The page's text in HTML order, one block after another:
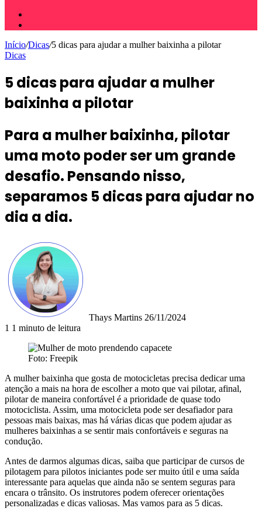
Início/Dicas/5 dicas para ajudar a mulher baixinha a pilotar
Dicas
5 dicas para ajudar a mulher
baixinha a pilotar
Para a mulher baixinha, pilotar
uma moto poder ser um grande
desafio. Pensando nisso,
separamos 5 dicas para ajudar no
dia a dia.
Thays Martins 26/11/2024
1 1 minuto de leitura
Foto: Freepik
A mulher baixinha que gosta de motocicletas precisa dedicar uma
atenção a mais na hora de escolher a moto que vai pilotar, afinal,
pilotar de maneira confortável é a prioridade de quase todo
motociclista. Assim, uma motocicleta pode ser desafiador para
pessoas mais baixas, mas há várias dicas que podem ajudar as
mulheres baixinhas a se sentir mais confortáveis e seguras na
condução.
Antes de darmos algumas dicas, saiba que participar de cursos de
pilotagem para pilotos iniciantes pode ser muito útil e uma saída
interessante para aquelas que ainda não se sentem seguras para
encara o trânsito. Os instrutores podem oferecer orientações
personalizadas e dicas valiosas. Mas vamos para as 5 dicas.